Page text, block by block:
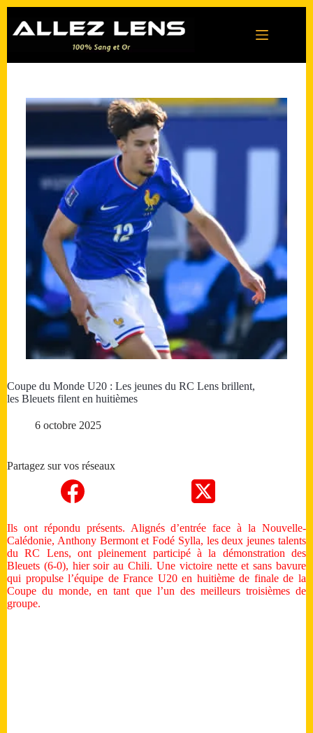
contenu
Coupe du Monde U20 : Les jeunes du RC Lens brillent,
les Bleuets filent en huitièmes
6 octobre 2025
Partagez sur vos réseaux
Ils ont répondu présents. Alignés d’entrée face à la Nouvelle-
Calédonie, Anthony Bermont et Fodé Sylla, les deux jeunes talents
du RC Lens, ont pleinement participé à la démonstration des
Bleuets (6-0), hier soir au Chili. Une victoire nette et sans bavure
qui propulse l’équipe de France U20 en huitième de finale de la
Coupe du monde, en tant que l’un des meilleurs troisièmes de
groupe.